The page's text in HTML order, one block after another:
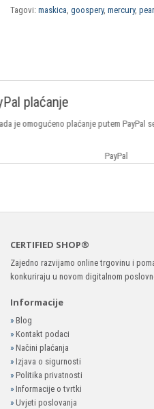
Tagovi: maskica, goospery, mercury, pearl
Plaćanje putem svih
CERTIFIED SHOP®
Zajedno razvijamo online trgovinu i
konkuriraju u novom digitalnom
Informacije
» Blog
» Kontakt podaci
» Načini plaćanja
» Izjava o sigurnosti
» Politika privatnosti
» Informacije o tvrtki
» Uvjeti poslovanja